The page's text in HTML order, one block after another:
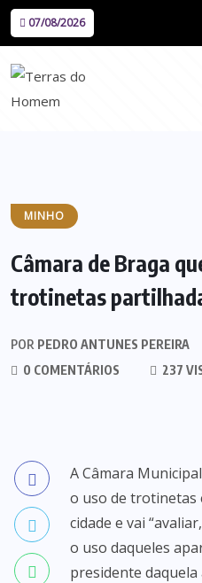
07/08/2026
MINHO
Câmara de Braga
trotinetas
POR PEDRO ANTUNES PEREIRA
0 COMENTÁRIOS
237
A Câmara
o uso de trotinetas
cidade e vai
o uso daqueles
presidente